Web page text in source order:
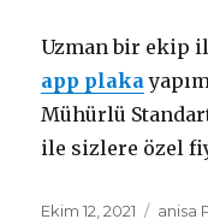
Uzman bir ekip
app plaka
Mühürlü
ile sizlere özel
Yayın
Ekim 12, 2021 anisa